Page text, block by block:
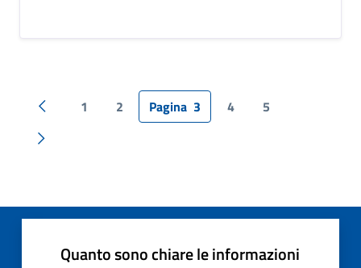
Pagina precedente
1 2 Pagina 3 4 5
Pagina successiva
Quanto sono chiare le informazioni